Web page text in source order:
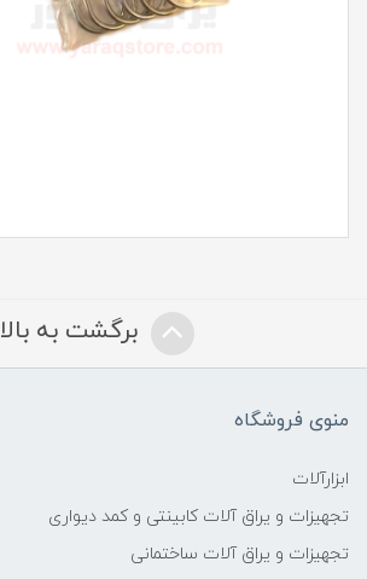
برگشت به بالا
منوی فروشگاه
ابزارآلات
تجهیزات و یراق آلات کابینتی و کمد دیواری
تجهیزات و یراق آلات ساختمانی